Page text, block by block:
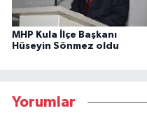
MHP Kula İlçe Başkanı
Hüseyin Sönmez oldu
Yorumlar